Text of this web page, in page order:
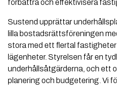
förbättra och effektivisera
Sustend upprättar
lilla bostadsrättsföreningen
stora med ett flertal
lägenheter. Styrelsen får en
underhållsåtgärderna, och ett
planering och budgetering. Vi